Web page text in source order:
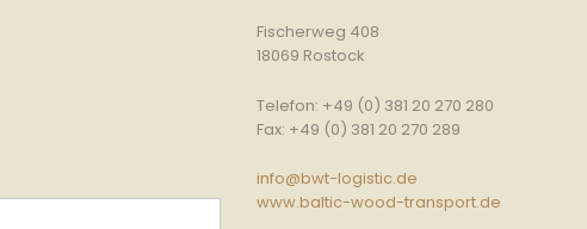
Fischerweg 408
18069 Rostock
Telefon: +49 (0) 381 20 270 280
Fax: +49 (0) 381 20 270 289
info@bwt-logistic.de
www.baltic-wood-transport.de